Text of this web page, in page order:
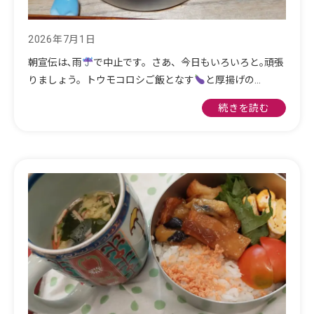
2026年7月1日
朝宣伝は､雨
で中止です。さあ、今日もいろいろと｡頑張
りましょう。トウモコロシご飯となす
と厚揚げの…
続きを読む